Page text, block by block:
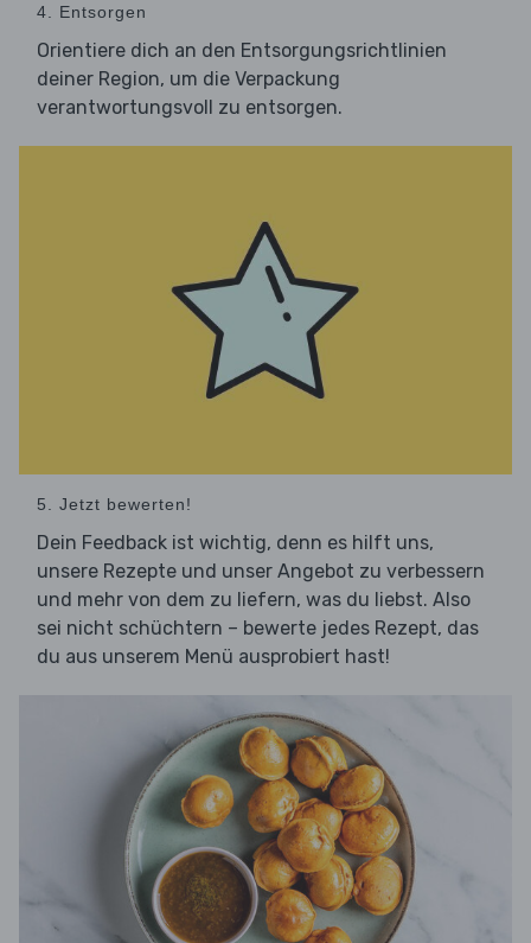
4. Entsorgen
Orientiere dich an den Entsorgungsrichtlinien
deiner Region, um die Verpackung
verantwortungsvoll zu entsorgen.
5. Jetzt bewerten!
Dein Feedback ist wichtig, denn es hilft uns,
unsere Rezepte und unser Angebot zu verbessern
und mehr von dem zu liefern, was du liebst. Also
sei nicht schüchtern – bewerte jedes Rezept, das
du aus unserem Menü ausprobiert hast!